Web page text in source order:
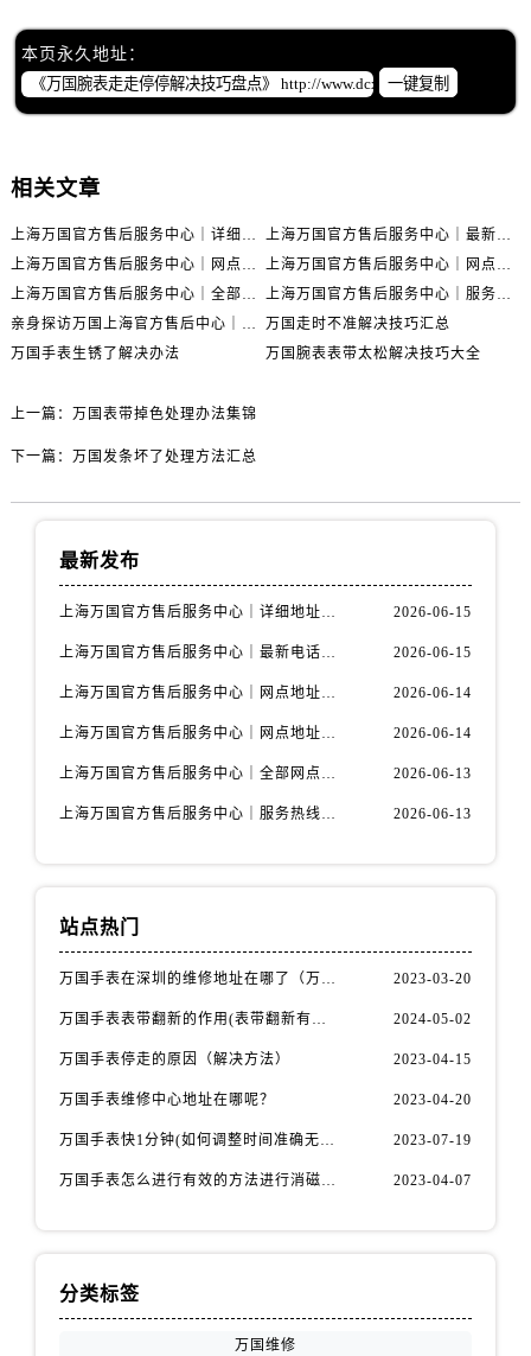
本页永久地址：
一键复制
相关文章
上海万国官方售后服务中心｜详细地址与售后电话权威信息公示（2026年6月最新）
上海万国官方售后服务中心｜最新电话及地址权威信息公示（2026年6月最新）
上海万国官方售后服务中心｜网点地址及热线权威信息公示（2026年6月最新）
上海万国官方售后服务中心｜网点地址与服务热线权威信息公示（2026年6月最新）
上海万国官方售后服务中心｜全部网点地址电话权威信息公示（2026年6月最新）
上海万国官方售后服务中心｜服务热线及办公地址权威信息公示（2026年6月最新）
亲身探访万国上海官方售后中心｜地址报修全流程真实经历（2026年6月最新）
万国走时不准解决技巧汇总
万国手表生锈了解决办法
万国腕表表带太松解决技巧大全
上一篇： 万国表带掉色处理办法集锦
下一篇： 万国发条坏了处理方法汇总
最新发布
上海万国官方售后服务中心｜详细地址与售后电话权威信息公示（2026年6月最新） 2026-06-15
上海万国官方售后服务中心｜最新电话及地址权威信息公示（2026年6月最新） 2026-06-15
上海万国官方售后服务中心｜网点地址及热线权威信息公示（2026年6月最新） 2026-06-14
上海万国官方售后服务中心｜网点地址与服务热线权威信息公示（2026年6月最新） 2026-06-14
上海万国官方售后服务中心｜全部网点地址电话权威信息公示（2026年6月最新） 2026-06-13
上海万国官方售后服务中心｜服务热线及办公地址权威信息公示（2026年6月最新） 2026-06-13
站点热门
万国手表在深圳的维修地址在哪了（万国手表如何更换表带） 2023-03-20
万国手表表带翻新的作用(表带翻新有什么用) 2024-05-02
万国手表停走的原因（解决方法） 2023-04-15
万国手表维修中心地址在哪呢？ 2023-04-20
万国手表快1分钟(如何调整时间准确无误) 2023-07-19
万国手表怎么进行有效的方法进行消磁呢(机械手表消磁) 2023-04-07
分类标签
万国维修